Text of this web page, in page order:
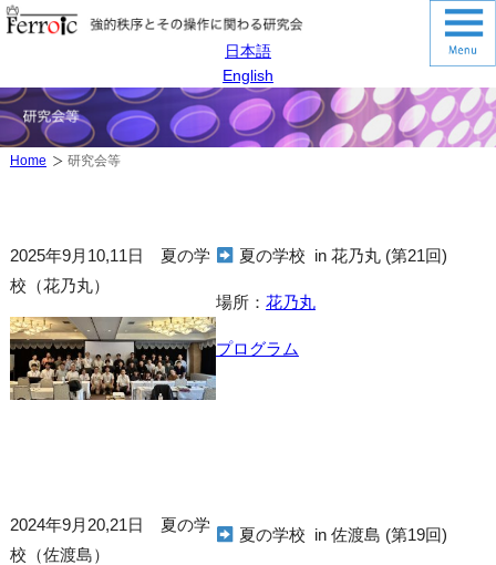
日本語
English
Home 研究会等
2025年9月10,11日 夏の学
校（花乃丸）
2024年9月20,21日 夏の学
校（佐渡島）
夏の学校 in 花乃丸 (第21回)
場所： 花乃丸
プログラム
夏の学校 in 佐渡島 (第19回)